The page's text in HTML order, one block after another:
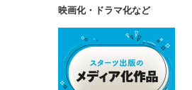
映画化・ドラマ化など